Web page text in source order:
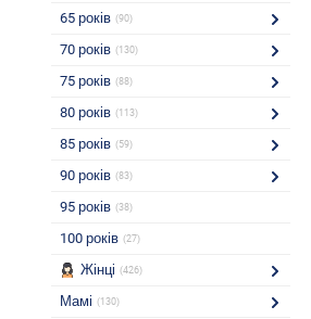
65 років (90)
70 років (130)
75 років (88)
80 років (113)
85 років (59)
90 років (83)
95 років (38)
100 років (27)
Жінці (426)
Мамі (130)